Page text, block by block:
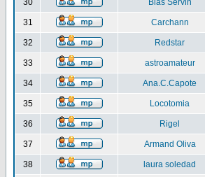
30 Blas Servin
31 Carchann
32 Redstar
33 astroamateur
34 Ana.C.Capote
35 Locotomia
36 Rigel
37 Armand Oliva
38 laura soledad